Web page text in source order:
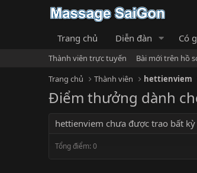
Trang chủ Diễn đàn Có
Thành viên trực tuyến Bài mới trên hồ
Trang chủ
Thành viên hettienviem
Điểm thưởng dành
hettienviem chưa được trao bất
Tổng điểm: 0